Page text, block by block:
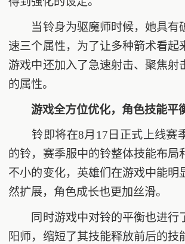
当铃身为驱魔师时候，她具有
速三个属性，为了让多种箭术看起
游戏中还加入了急速射击、聚焦射
的属性。
游戏全方位优化，角色技能平
铃即将在8月17日正式上线赛
的铃，赛季服中的铃整体技能布局
不小的变化，英雄们在游戏中能明
然扩展，角色成长也更加丝滑。
同时游戏中对铃的平衡也进行
阳师，缩短了其技能释放前后的技